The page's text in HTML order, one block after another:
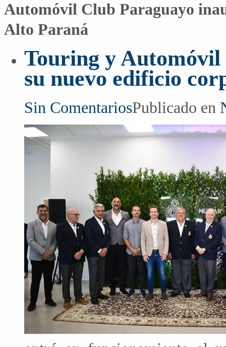
Automóvil Club Paraguayo
Alto Paraná
Touring y
su nuevo edificio
Sin ComentariosPublicado en